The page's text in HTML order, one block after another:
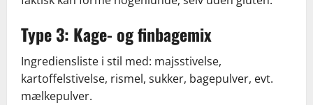
Type 3: Kage- og finbagemix
Ingrediensliste i stil med: majsstivelse,
kartoffelstivelse, rismel, sukker, bagepulver, evt.
mælkepulver.